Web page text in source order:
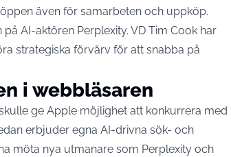
även för samarbeten och uppköp.
AI-aktören Perplexity. VD Tim Cook har
strategiska förvärv för att snabba på
i webbläsaren
ge Apple möjlighet att konkurrera med
erbjuder egna AI-drivna sök- och
möta nya utmanare som Perplexity och